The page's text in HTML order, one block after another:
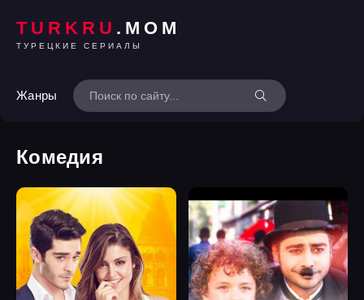
TURKRU .MOM
ТУРЕЦКИЕ СЕРИАЛЫ
Жанры
Комедия